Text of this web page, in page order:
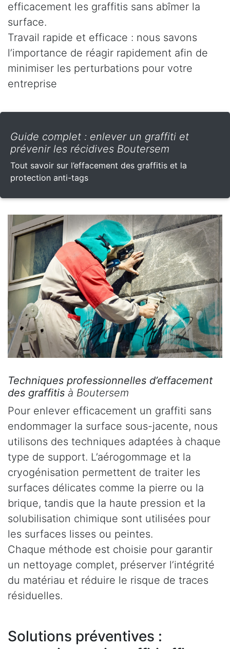
efficacement les graffitis sans abîmer la
surface.
Travail rapide et efficace : nous savons
l’importance de réagir rapidement afin de
minimiser les perturbations pour votre
entreprise
Guide complet : enlever un graffiti et
prévenir les récidives Boutersem
Tout savoir sur l’effacement des graffitis et la
protection anti-tags
Techniques professionnelles d’effacement
des graffitis à Boutersem
Pour enlever efficacement un graffiti sans
endommager la surface sous-jacente, nous
utilisons des techniques adaptées à chaque
type de support. L’aérogommage et la
cryogénisation permettent de traiter les
surfaces délicates comme la pierre ou la
brique, tandis que la haute pression et la
solubilisation chimique sont utilisées pour
les surfaces lisses ou peintes.
Chaque méthode est choisie pour garantir
un nettoyage complet, préserver l’intégrité
du matériau et réduire le risque de traces
résiduelles.
Solutions préventives :